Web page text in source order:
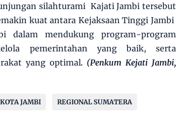
silahturami Kajati Jambi tersebut
kuat antara Kejaksaan Tinggi Jambi
dalam mendukung program-program
pemerintahan yang baik, serta
yang optimal. (Penkum Kejati Jambi,
KOTA JAMBI REGIONAL SUMATERA